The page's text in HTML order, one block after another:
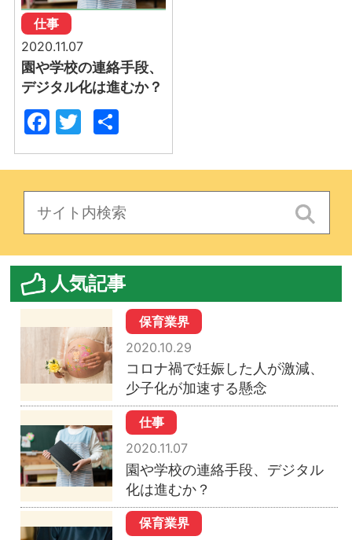
仕事
2020.11.07
園や学校の連絡手段、
デジタル化は進むか？
Facebook
Twitter
共
有
人気記事
保育業界
2020.10.29
コロナ禍で妊娠した人が激減、
少子化が加速する懸念
仕事
2020.11.07
園や学校の連絡手段、デジタル
化は進むか？
保育業界